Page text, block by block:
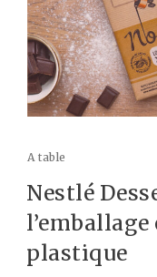
A table
Nestlé
plastique